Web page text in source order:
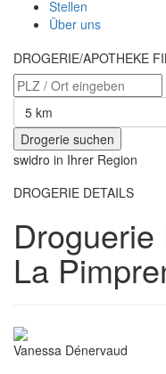
Stellen
Über uns
DROGERIE/APOTHEKE
5 km
swidro in Ihrer Region
DROGERIE DETAILS
La
Vanessa Dénervaud